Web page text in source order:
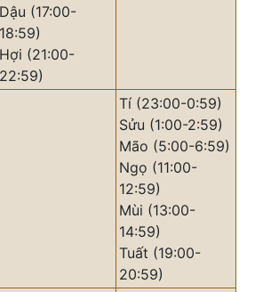
Dậu (17:00-
18:59)
Hợi (21:00-
22:59)
Tí (23:00-0:59)
Sửu (1:00-2:59)
Mão (5:00-6:59)
Ngọ (11:00-
12:59)
Mùi (13:00-
14:59)
Tuất (19:00-
20:59)